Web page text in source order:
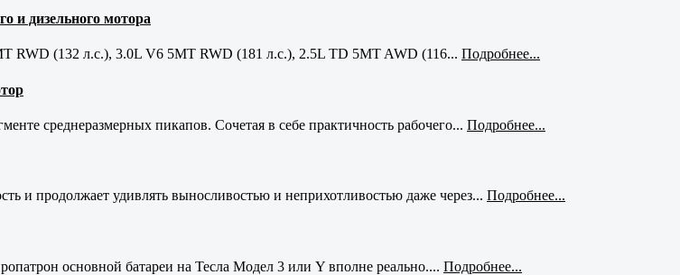
и дизельного мотора
RWD (132 л.с.), 3.0L V6 5MT RWD (181 л.с.), 2.5L TD 5MT AWD (116... Подробнее...
среднеразмерных пикапов. Сочетая в себе практичность рабочего... Подробнее...
и продолжает удивлять выносливостью и неприхотливостью даже через... Подробнее...
основной батареи на Тесла Модел 3 или Y вполне реально.... Подробнее...